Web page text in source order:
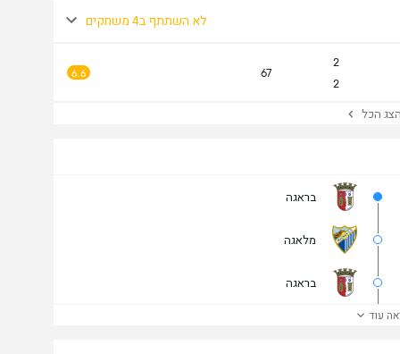
לא השתתף ב4 משחקים
2
2
67
6.6
הכל
בראגה
מלאגה
בראגה
עוד